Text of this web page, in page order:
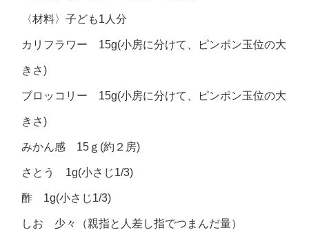
〈材料〉子ども1人分
カリフラワー 15g(小房に分けて、ピンポン玉位の大
きさ)
ブロッコリー 15g(小房に分けて、ピンポン玉位の大
きさ)
みかん感 15ｇ(約２房)
さとう 1g(小さじ1/3)
酢 1g(小さじ1/3)
しお 少々（親指と人差し指でつまんだ量）